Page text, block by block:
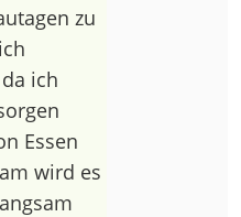
zu
ich
Essen
wird es